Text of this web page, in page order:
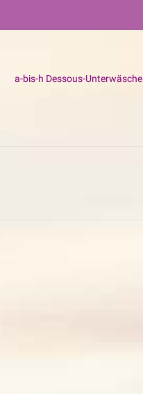
a-bis-h Dessous-Unterwäsche